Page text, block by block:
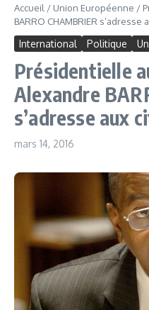
Accueil / Union Européenne /
BARRO CHAMBRIER
International Politique
Présidentielle
Alexandre
s’adresse aux
mars 14, 2016